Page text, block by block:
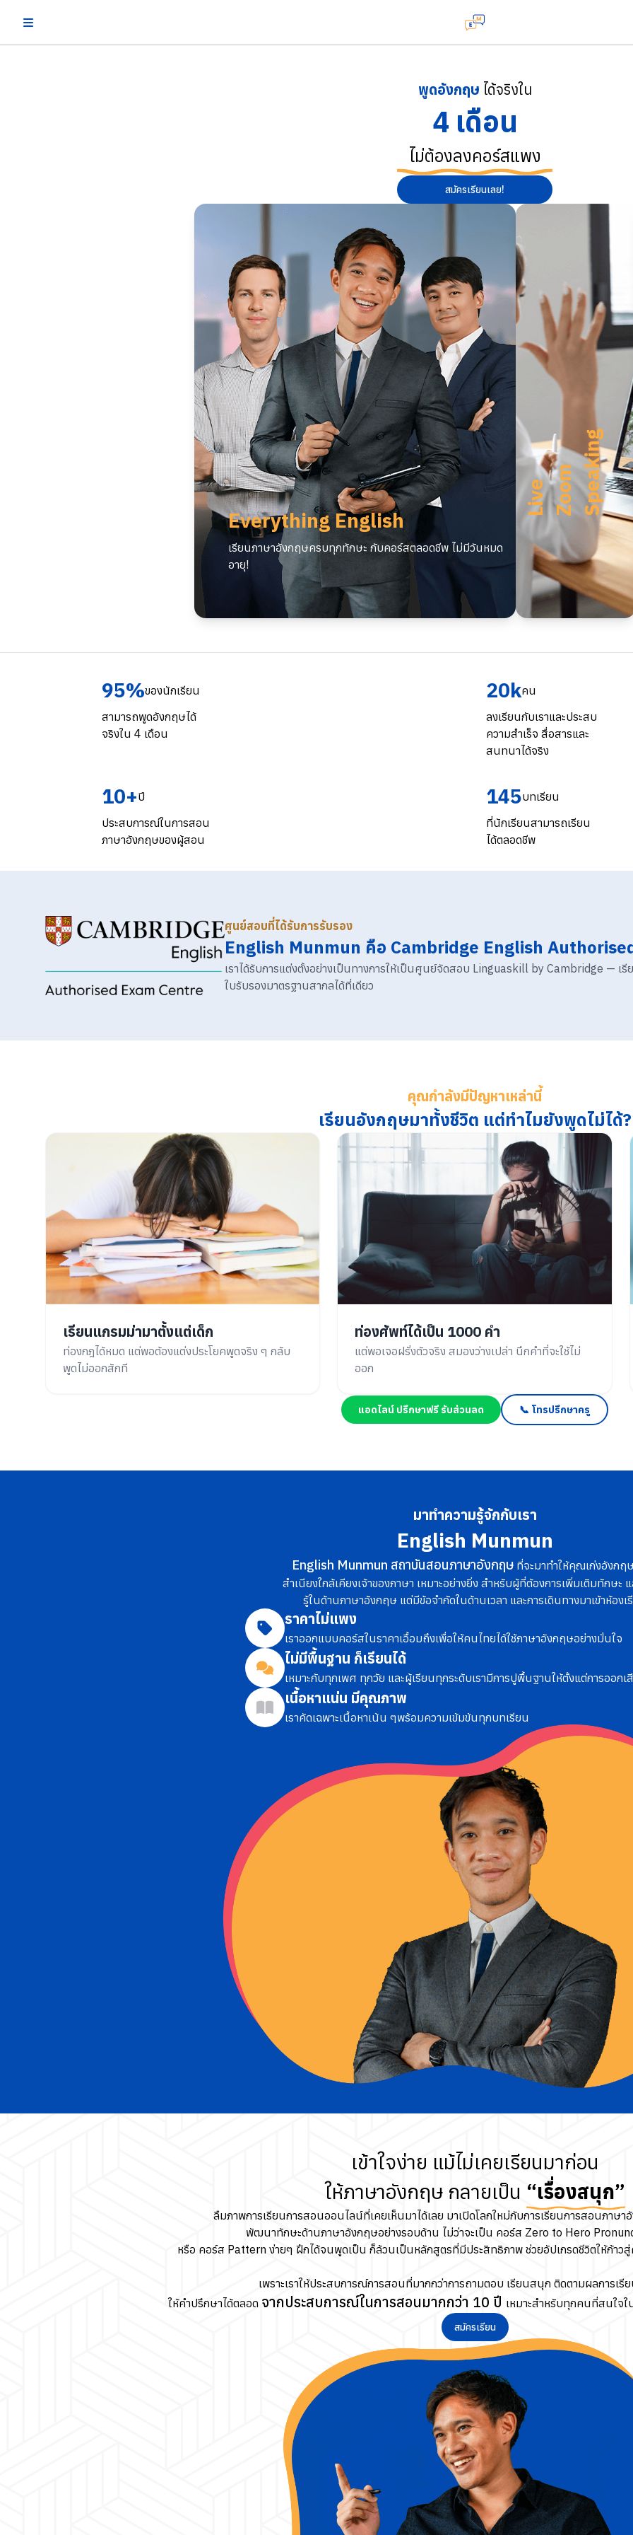
พูดอังกฤษ ได้จริงใน
4 เดือน
ไม่ต้องลงคอร์สแพง
สมัครเรียนเลย!
Everything English
เรียนภาษาอังกฤษครบทุกทักษะ กับคอร์สตลอดชีพ ไม่มีวันหมด
อายุ!
U
n
li
m
i
t
e
d
L
i
ve
Z
o
o m
S
pe
a
k
i
n g
95%ของนักเรียน
สามารถพูดอังกฤษได้
จริงใน 4 เดือน
20kคน
ลงเรียนกับเราและประสบ
ความสำเร็จ สื่อสารและ
สนทนาได้จริง
10+ปี
ประสบการณ์ในการสอน
ภาษาอังกฤษของผู้สอน
145บทเรียน
ที่นักเรียนสามารถเรียน
ได้ตลอดชีพ
ศูนย์สอบที่ได้รับการรับรอง
English Munmun คือ Cambridge English
เราได้รับการแต่งตั้งอย่างเป็นทางการให้เป็นศูนย์จัดสอบ Linguaskill by Cambridge — เ
ใบรับรองมาตรฐานสากลได้ที่เดียว
คุณกำลังมีปัญหาเหล่านี้
เรียนอังกฤษมาทั้งชีวิต แต่ทำไมยังพูดไม่ได้?
เรียนแกรมม่ามาตั้งแต่เด็ก
ท่องกฎได้หมด แต่พอต้องแต่งประโยคพูดจริง ๆ กลับ
พูดไม่ออกสักที
ท่องศัพท์ได้เป็น 1000 คำ
แต่พอเจอฝรั่งตัวจริง สมองว่างเปล่า นึกคำที่จะใช้ไม่
ออก
แอดไลน์ ปรึกษาฟรี รับส่วนลด 📞 โทรปรึกษาครู
มาทำความรู้จักกับเรา
English Munmun
English Munmun สถาบันสอนภาษาอังกฤษ ที่จะมาทำให้คุณเก่งอังกฤ
สำเนียงใกล้เคียงเจ้าของภาษา เหมาะอย่างยิ่ง สำหรับผู้ที่ต้องการเพิ่มเติมทักษะ
รู้ในด้านภาษาอังกฤษ แต่มีข้อจำกัดในด้านเวลา และการเดินทางมาเข้าห้องเ
ราคาไม่แพง
เราออกแบบคอร์สในราคาเอื้อมถึงเพื่อให้คนไทยได้ใช้ภาษาอังกฤษอย่างมั่นใจ
ไม่มีพื้นฐาน ก็เรียนได้
เหมาะกับทุกเพศ ทุกวัย และผู้เรียนทุกระดับเรามีการปูพื้นฐานให้ตั้งแต่การออก
เนื้อหาแน่น มีคุณภาพ
เราคัดเฉพาะเนื้อหาเน้น ๆพร้อมความเข้มข้นทุกบทเรียน
เข้าใจง่าย แม้ไม่เคยเรียนมาก่อน
ให้ภาษาอังกฤษ กลายเป็น “เรื่องสนุก”
ลืมภาพการเรียนการสอนออนไลน์ที่เคยเห็นมาได้เลย มาเปิดโลกใหม่กับการเรียนการสอนภาษา
พัฒนาทักษะด้านภาษาอังกฤษอย่างรอบด้าน ไม่ว่าจะเป็น คอร์ส Zero to Hero
หรือ คอร์ส Pattern ง่ายๆ ฝึกได้จนพูดเป็น ก็ล้วนเป็นหลักสูตรที่มีประสิทธิภาพ ช่วยอัปเกรดชีวิตให้ก้าวสู่
เพราะเราให้ประสบการณ์การสอนที่มากกว่าการถามตอบ เรียนสนุก ติดตามผลการเรี
ให้คำปรึกษาได้ตลอด จากประสบการณ์ในการสอนมากกว่า 10 ปี เหมาะสำหรับทุกคนที่สนใจใ
สมัครเรียน